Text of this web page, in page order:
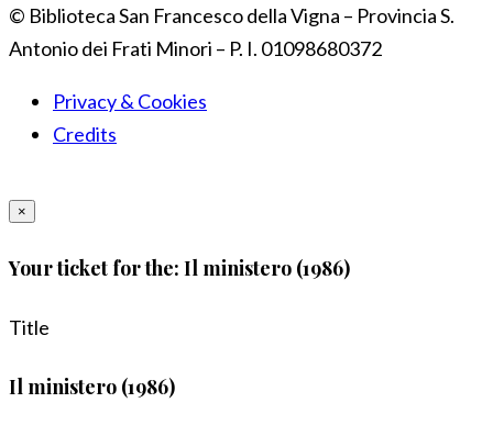
© Biblioteca San Francesco della Vigna – Provincia S.
Antonio dei Frati Minori – P. I. 01098680372
Privacy & Cookies
Credits
×
Your ticket for the: Il ministero (1986)
Title
Il ministero (1986)